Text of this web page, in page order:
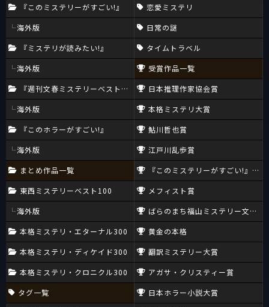
『このミステリーがすごい!』
海外版
『ミステリが読みたい!』
海外版
『週刊文春ミステリーベスト10』
海外版
『このホラーがすごい!』
海外版
まとめ作品一覧
東西ミステリーベスト100
海外版
本格ミステリ・エターナル300
本格ミステリ・ディケイド300
本格ミステリ・クロニクル300
タグ一覧
恋愛ミステリ
日常の謎
タイムトラベル
受賞作品一覧
日本推理作家協会賞
本格ミステリ大賞
鮎川哲也賞
江戸川乱歩賞
『このミステリーがすごい!』大賞
メフィスト賞
ばらのまち福山ミステリー文学新
黄金の本格
翻訳ミステリー大賞
アガサ・クリスティー賞
日本ホラー小説大賞